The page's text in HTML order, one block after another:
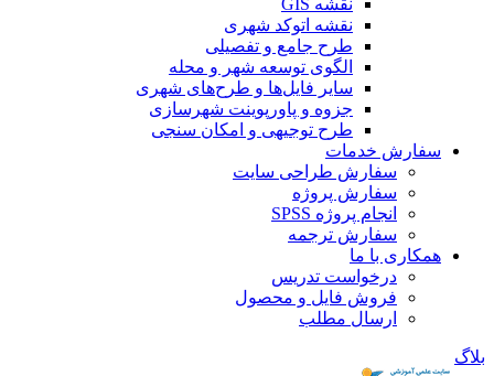
نقشه GIS
نقشه اتوکد شهری
طرح جامع و تفصیلی
الگوی توسعه شهر و محله
سایر فایل‌ها و طرح‌های شهری
جزوه و پاورپوینت شهرسازی
طرح توجیهی و امکان سنجی
سفارش خدمات
سفارش طراحی سایت
سفارش پروژه
انجام پروژه SPSS
سفارش ترجمه
همکاری با ما
درخواست تدریس
فروش فایل و محصول
ارسال مطلب